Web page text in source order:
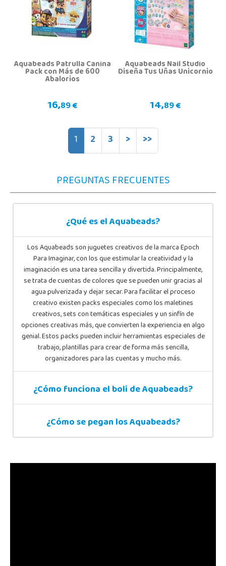
Aquabeads Patrulla Canina
Pack con Más de 600
Abalorios
16,89 €
Aquabeads Nail Studio
Diseña Tus Uñas Unicornio
14,89 €
1 2 3 > >>
PREGUNTAS FRECUENTES
¿Qué es el Aquabeads?
Los Aquabeads son juguetes creativos de la marca Epoch
Para Imaginar, con los que estimular la creatividad y la
imaginación es una tarea sencilla y divertida. Principalmente,
se trata de cuentas de colores que se pueden unir gracias al
agua pulverizada y dejar secar. Para facilitar el proceso
creativo existen packs especiales como los maletines
creativos, sets con temáticas especiales y un sinfín de
opciones creativas más, que convierten la experiencia en algo
genial. Estos packs pueden incluir herramientas especiales de
trabajo, plantillas para crear de forma más sencilla,
organizadores para las cuentas y mucho más.
¿Cómo funciona el boli de Aquabeads?
¿Cómo se pegan los Aquabeads?